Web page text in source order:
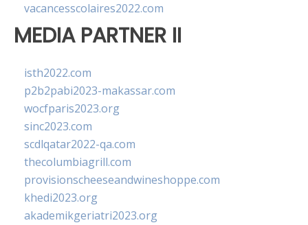
vacancesscolaires2022.com
MEDIA PARTNER II
isth2022.com
p2b2pabi2023-makassar.com
wocfparis2023.org
sinc2023.com
scdlqatar2022-qa.com
thecolumbiagrill.com
provisionscheeseandwineshoppe.com
khedi2023.org
akademikgeriatri2023.org